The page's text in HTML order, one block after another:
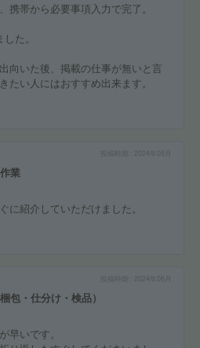
携帯から必要事項入力で完了。
た。
向いた後、掲載の仕事が無いと言
たい人にはおすすめ出来ます。
2024年05月
業
に紹介していただけました。
2024年06月
包・仕分け・検品）
早いです。